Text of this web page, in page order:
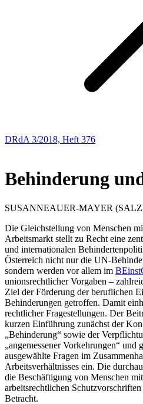
DRdA 3/2018, Heft 376
Behinderung
SUSANNEAUER-MAYER
Die Gleichstellung von Menschen
Arbeitsmarkt stellt zu Recht eine
und internationalen
Österreich nicht nur die UN-
sondern werden vor allem im
unionsrechtlicher Vorgaben –
Ziel der Förderung der beruflichen
Behinderungen getroffen. Damit
rechtlicher Fragestellungen. Der
kurzen Einführung zunächst der
„Behinderung“ sowie der
„angemessener Vorkehrungen“ und
ausgewählte Fragen im
Arbeitsverhältnisses ein. Die
die Beschäftigung von Menschen
arbeitsrechtlichen
Betracht.